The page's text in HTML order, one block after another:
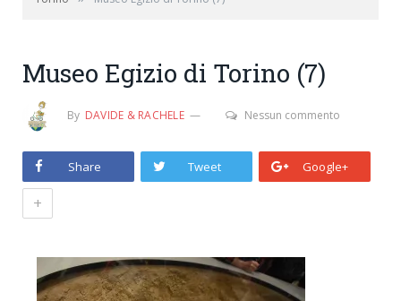
Museo Egizio di Torino (7)
By DAVIDE & RACHELE Nessun commento
Share Tweet Google+
+